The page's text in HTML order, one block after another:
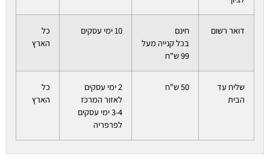
דואר רשום
חינם
בכל קנייה מעל
99 ש"ח
10 ימי עסקים
כל
הארץ
שליח עד
הבית
50 ש"ח
2 ימי עסקים
לאזור המרכז
3-4 ימי עסקים
לפרפריה
כל
הארץ